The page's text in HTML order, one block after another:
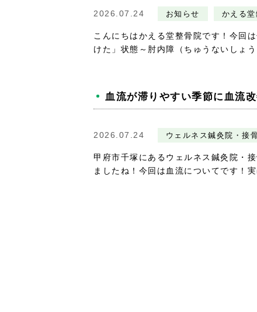
2026.07.24 お知らせ かえる
こんにちはかえる堂整骨院です！今回
けた」状態～肘内障（ちゅうないしょ
血流が滞りやすい季節に血流
2026.07.24 ウェルネス鍼灸院・接
甲府市千塚にあるウェルネス鍼灸院・
ましたね！今回は血流についてです！